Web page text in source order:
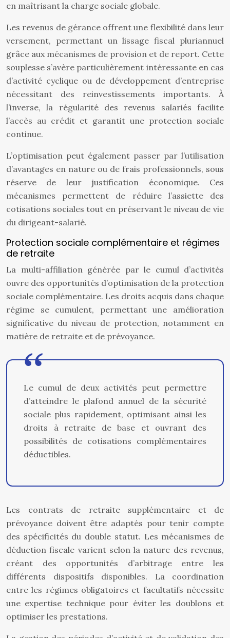
en maîtrisant la charge sociale globale.
Les revenus de gérance offrent une flexibilité dans leur
versement, permettant un lissage fiscal pluriannuel
grâce aux mécanismes de provision et de report. Cette
souplesse s’avère particulièrement intéressante en cas
d’activité cyclique ou de développement d’entreprise
nécessitant des reinvestissements importants. À
l’inverse, la régularité des revenus salariés facilite
l’accès au crédit et garantit une protection sociale
continue.
L’optimisation peut également passer par l’utilisation
d’avantages en nature ou de frais professionnels, sous
réserve de leur justification économique. Ces
mécanismes permettent de réduire l’assiette des
cotisations sociales tout en préservant le niveau de vie
du dirigeant-salarié.
Protection sociale complémentaire et régimes
de retraite
La multi-affiliation générée par le cumul d’activités
ouvre des opportunités d’optimisation de la protection
sociale complémentaire. Les droits acquis dans chaque
régime se cumulent, permettant une amélioration
significative du niveau de protection, notamment en
matière de retraite et de prévoyance.
Le cumul de deux activités peut permettre
d’atteindre le plafond annuel de la sécurité
sociale plus rapidement, optimisant ainsi les
droits à retraite de base et ouvrant des
possibilités de cotisations complémentaires
déductibles.
Les contrats de retraite supplémentaire et de
prévoyance doivent être adaptés pour tenir compte
des spécificités du double statut. Les mécanismes de
déduction fiscale varient selon la nature des revenus,
créant des opportunités d’arbitrage entre les
différents dispositifs disponibles. La coordination
entre les régimes obligatoires et facultatifs nécessite
une expertise technique pour éviter les doublons et
optimiser les prestations.